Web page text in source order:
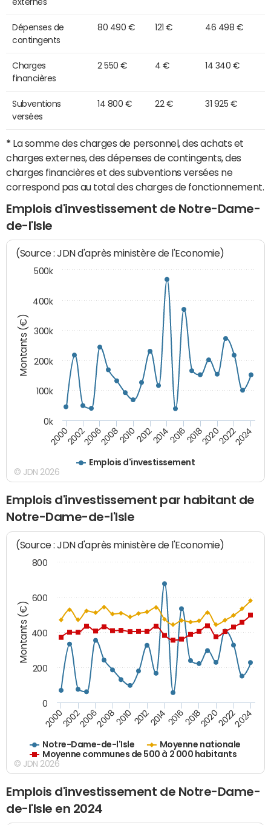
externes
Dépenses de
contingents
80 490 € 121 € 46 498 €
Charges
financières
2 550 € 4 € 14 340 €
Subventions
versées
14 800 € 22 € 31 925 €
* La somme des charges de personnel, des achats et
charges externes, des dépenses de contingents, des
charges financières et des subventions versées ne
correspond pas au total des charges de fonctionnement.
Emplois d'investissement de Notre-Dame-
de-l'Isle
Montants (€)
(Source : JDN d'après ministère de l'Economie)
Emplois d'investissement
200020022006200820102012201420162018202020222024
0k
100k
200k
300k
400k
500k
© JDN 2026
Emplois d'investissement par habitant de
Notre-Dame-de-l'Isle
Montants (€)
(Source : JDN d'après ministère de l'Economie)
Notre-Dame-de-l'Isle
Moyenne nationale
Moyenne communes de 500 à 2 000 habitants
20002002200620082010 2012201420162018202020222024
0
200
400
600
800
© JDN 2026
Emplois d'investissement de Notre-Dame-
de-l'Isle en 2024